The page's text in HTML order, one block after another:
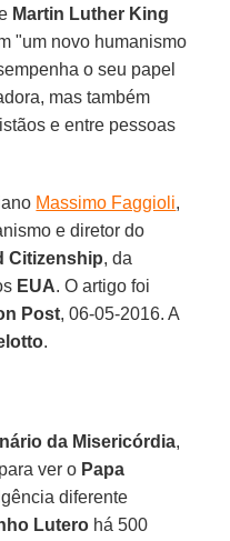
Martin Luther King
"um novo humanismo
o seu papel
mas também
e entre pessoas
Massimo Faggioli,
e diretor do
Citizenship, da
EUA. O artigo foi
Post, 06-05-2016. A
.
da Misericórdia,
para ver o Papa
diferente
Lutero há 500